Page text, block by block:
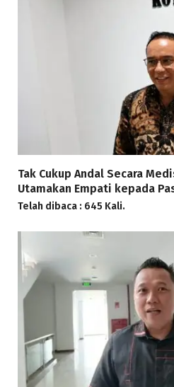
Tak Cukup Andal Secara
Utamakan Empati kepada
Telah dibaca : 645 Kali.